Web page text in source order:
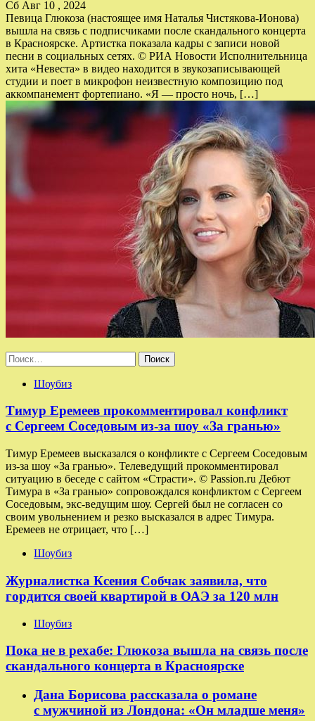
Сб Авг 10 , 2024
Певица Глюкоза (настоящее имя Наталья Чистякова-Ионова)
вышла на связь с подписчиками после скандального концерта
в Красноярске. Артистка показала кадры с записи новой
песни в социальных сетях. © РИА Новости Исполнительница
хита «Невеста» в видео находится в звукозаписывающей
студии и поет в микрофон неизвестную композицию под
аккомпанемент фортепиано. «Я — просто ночь, […]
Найти:
Шоубиз
Тимур Еремеев прокомментировал конфликт
с Сергеем Соседовым из-за шоу «За гранью»
Тимур Еремеев высказался о конфликте с Сергеем Соседовым
из-за шоу «За гранью». Телеведущий прокомментировал
ситуацию в беседе с сайтом «Страсти». © Passion.ru Дебют
Тимура в «За гранью» сопровождался конфликтом с Сергеем
Соседовым, экс-ведущим шоу. Сергей был не согласен со
своим увольнением и резко высказался в адрес Тимура.
Еремеев не отрицает, что […]
Шоубиз
Журналистка Ксения Собчак заявила, что
гордится своей квартирой в ОАЭ за 120 млн
Шоубиз
Пока не в рехабе: Глюкоза вышла на связь после
скандального концерта в Красноярске
Дана Борисова рассказала о романе
с мужчиной из Лондона: «Он младше меня»